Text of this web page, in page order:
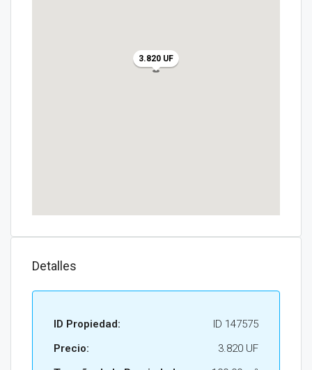
3.820 UF
Detalles
ID Propiedad:
ID 147575
Precio:
3.820 UF